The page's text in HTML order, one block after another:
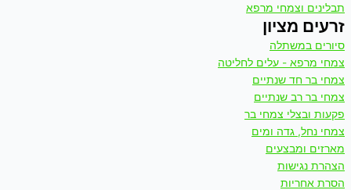
תבלינים וצמחי מרפא
זרעים מציון
סיורים במשתלה
צמחי מרפא - עלים לחליטה
צמחי בר חד שנתיים
צמחי בר רב שנתיים
פקעות ובצלי צמחי בר
צמחי נחל, גדה ומים
מארזים ומבצעים
הצהרת נגישות
הסרת אחריות